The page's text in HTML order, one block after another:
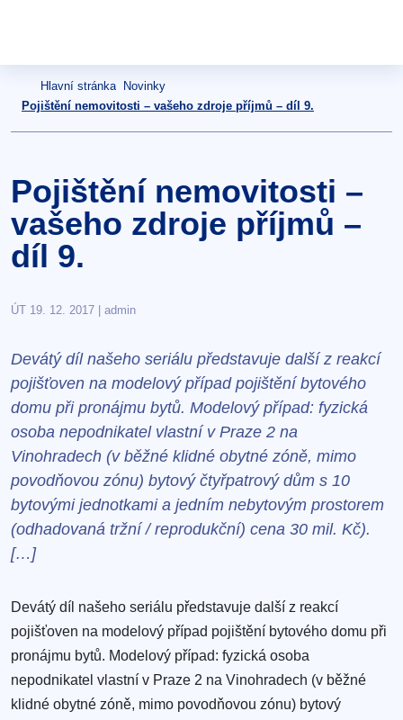
Hlavní stránka
Novinky
Pojištění nemovitosti – vašeho zdroje příjmů – díl 9.
Pojištění nemovitosti –
vašeho zdroje příjmů –
díl 9.
ÚT 19. 12. 2017 | admin
Devátý díl našeho seriálu představuje další z reakcí
pojišťoven na modelový případ pojištění bytového
domu při pronájmu bytů. Modelový případ: fyzická
osoba nepodnikatel vlastní v Praze 2 na
Vinohradech (v běžné klidné obytné zóně, mimo
povodňovou zónu) bytový čtyřpatrový dům s 10
bytovými jednotkami a jedním nebytovým prostorem
(odhadovaná tržní / reprodukční) cena 30 mil. Kč).
[…]
Devátý díl našeho seriálu představuje další z reakcí
pojišťoven na modelový případ pojištění bytového domu při
pronájmu bytů. Modelový případ: fyzická osoba
nepodnikatel vlastní v Praze 2 na Vinohradech (v běžné
klidné obytné zóně, mimo povodňovou zónu) bytový